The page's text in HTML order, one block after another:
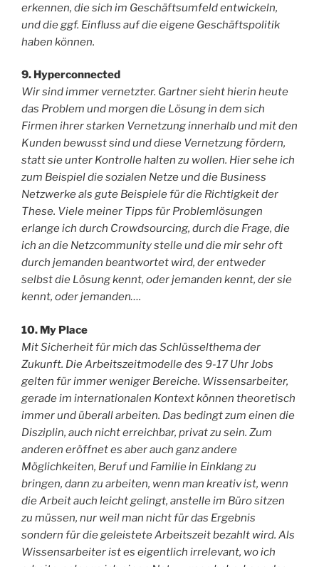
erkennen, die sich im Geschäftsumfeld entwickeln,
und die ggf. Einfluss auf die eigene Geschäftspolitik
haben können.
9. Hyperconnected
Wir sind immer vernetzter. Gartner sieht hierin heute
das Problem und morgen die Lösung in dem sich
Firmen ihrer starken Vernetzung innerhalb und mit den
Kunden bewusst sind und diese Vernetzung fördern,
statt sie unter Kontrolle halten zu wollen. Hier sehe ich
zum Beispiel die sozialen Netze und die Business
Netzwerke als gute Beispiele für die Richtigkeit der
These. Viele meiner Tipps für Problemlösungen
erlange ich durch Crowdsourcing, durch die Frage, die
ich an die Netzcommunity stelle und die mir sehr oft
durch jemanden beantwortet wird, der entweder
selbst die Lösung kennt, oder jemanden kennt, der sie
kennt, oder jemanden….
10. My Place
Mit Sicherheit für mich das Schlüsselthema der
Zukunft. Die Arbeitszeitmodelle des 9-17 Uhr Jobs
gelten für immer weniger Bereiche. Wissensarbeiter,
gerade im internationalen Kontext können theoretisch
immer und überall arbeiten. Das bedingt zum einen die
Disziplin, auch nicht erreichbar, privat zu sein. Zum
anderen eröffnet es aber auch ganz andere
Möglichkeiten, Beruf und Familie in Einklang zu
bringen, dann zu arbeiten, wenn man kreativ ist, wenn
die Arbeit auch leicht gelingt, anstelle im Büro sitzen
zu müssen, nur weil man nicht für das Ergebnis
sondern für die geleistete Arbeitszeit bezahlt wird. Als
Wissensarbeiter ist es eigentlich irrelevant, wo ich